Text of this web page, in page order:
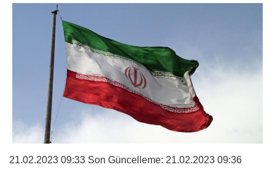
21.02.2023 09:33 Son Güncelleme: 21.02.2023 09:36